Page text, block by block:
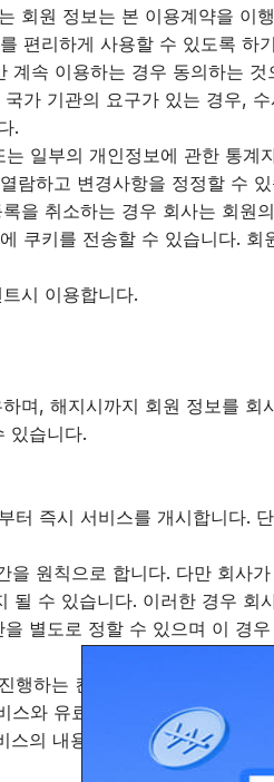
회원 정보는 본 이용계약을 이
편리하게 사용할 수 있도록
계속 이용하는 경우 동의하는 것
가 기관의 요구가 있는 경우,
.
일부의 개인정보에 관한 통
람하고 변경사항을 정정할 수
을 취소하는 경우 회사는 회원
쿠키를 전송할 수 있습니다.
시 이용합니다.
며, 해지시까지 회원 정보를
있습니다.
터 즉시 서비스를 개시합니다.
을 원칙으로 합니다. 다만 회사
될 수 있습니다. 이러한 경우 회
별도로 정할 수 있으며 이 경
행하는 컨텐츠와 이벤트 등의 모
스와 유료서비스가 있습니다.
의 내용 및 제공일자를 사이